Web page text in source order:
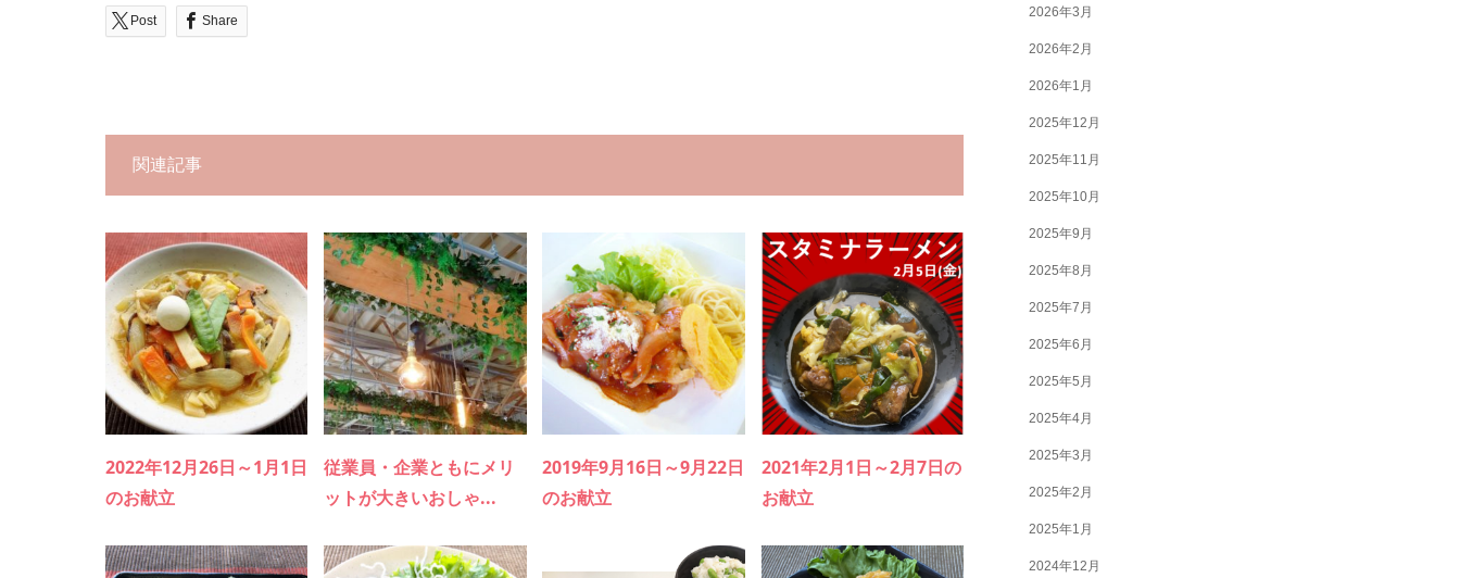
Post Share
関連記事
2022年12月26日～1月1日
のお献立
従業員・企業ともにメリ
ットが大きいおしゃ...
2019年9月16日～9月22日
のお献立
2021年2月1日～2月7日の
お献立
2026年3月
2026年2月
2026年1月
2025年12月
2025年11月
2025年10月
2025年9月
2025年8月
2025年7月
2025年6月
2025年5月
2025年4月
2025年3月
2025年2月
2025年1月
2024年12月